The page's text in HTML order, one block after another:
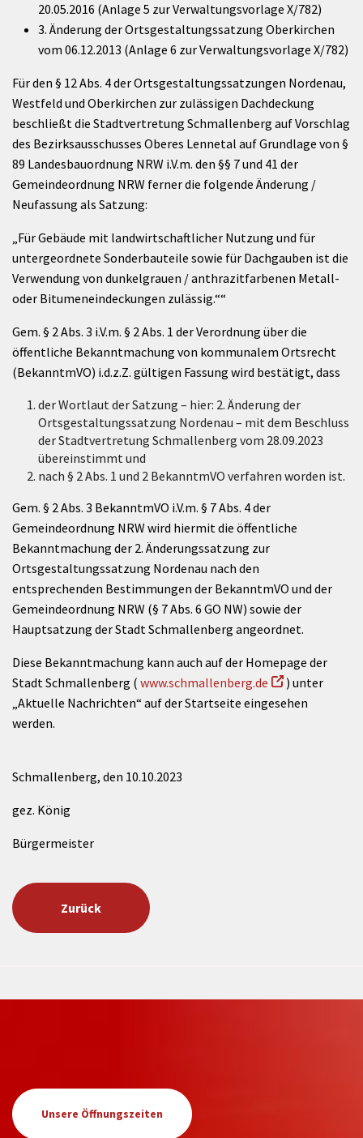
20.05.2016 (Anlage 5 zur Verwaltungsvorlage X/782)
3. Änderung der Ortsgestaltungssatzung Oberkirchen
vom 06.12.2013 (Anlage 6 zur Verwaltungsvorlage X/782)
Für den § 12 Abs. 4 der Ortsgestaltungssatzungen Nordenau,
Westfeld und Oberkirchen zur zulässigen Dachdeckung
beschließt die Stadtvertretung Schmallenberg auf Vorschlag
des Bezirksausschusses Oberes Lennetal auf Grundlage von §
89 Landesbauordnung NRW i.V.m. den §§ 7 und 41 der
Gemeindeordnung NRW ferner die folgende Änderung /
Neufassung als Satzung:
„Für Gebäude mit landwirtschaftlicher Nutzung und für
untergeordnete Sonderbauteile sowie für Dachgauben ist die
Verwendung von dunkelgrauen / anthrazitfarbenen Metall-
oder Bitumeneindeckungen zulässig.““
Gem. § 2 Abs. 3 i.V.m. § 2 Abs. 1 der Verordnung über die
öffentliche Bekanntmachung von kommunalem Ortsrecht
(BekanntmVO) i.d.z.Z. gültigen Fassung wird bestätigt, dass
der Wortlaut der Satzung – hier: 2. Änderung der
Ortsgestaltungssatzung Nordenau – mit dem Beschluss
der Stadtvertretung Schmallenberg vom 28.09.2023
übereinstimmt und
nach § 2 Abs. 1 und 2 BekanntmVO verfahren worden ist.
Gem. § 2 Abs. 3 BekanntmVO i.V.m. § 7 Abs. 4 der
Gemeindeordnung NRW wird hiermit die öffentliche
Bekanntmachung der 2. Änderungssatzung zur
Ortsgestaltungssatzung Nordenau nach den
entsprechenden Bestimmungen der BekanntmVO und der
Gemeindeordnung NRW (§ 7 Abs. 6 GO NW) sowie der
Hauptsatzung der Stadt Schmallenberg angeordnet.
Diese Bekanntmachung kann auch auf der Homepage der
Stadt Schmallenberg ( www.schmallenberg.de
) unter
„Aktuelle Nachrichten“ auf der Startseite eingesehen
werden.
Schmallenberg, den 10.10.2023
gez. König
Bürgermeister
Zurück
Unsere Öffnungszeiten